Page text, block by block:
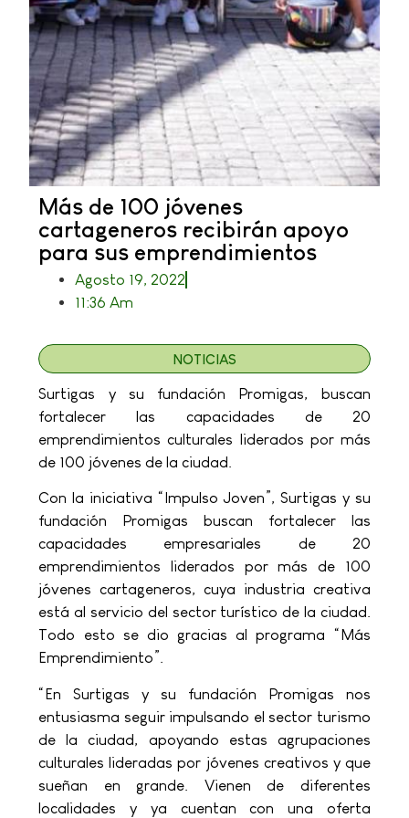
Más de 100 jóvenes
cartageneros recibirán apoyo
para sus emprendimientos
Agosto 19, 2022
11:36 Am
NOTICIAS
Surtigas y su fundación Promigas, buscan
fortalecer las capacidades de 20
emprendimientos culturales liderados por más
de 100 jóvenes de la ciudad.
Con la iniciativa “Impulso Joven”, Surtigas y su
fundación Promigas buscan fortalecer las
capacidades empresariales de 20
emprendimientos liderados por más de 100
jóvenes cartageneros, cuya industria creativa
está al servicio del sector turístico de la ciudad.
Todo esto se dio gracias al programa “Más
Emprendimiento”.
“En Surtigas y su fundación Promigas nos
entusiasma seguir impulsando el sector turismo
de la ciudad, apoyando estas agrupaciones
culturales lideradas por jóvenes creativos y que
sueñan en grande. Vienen de diferentes
localidades y ya cuentan con una oferta